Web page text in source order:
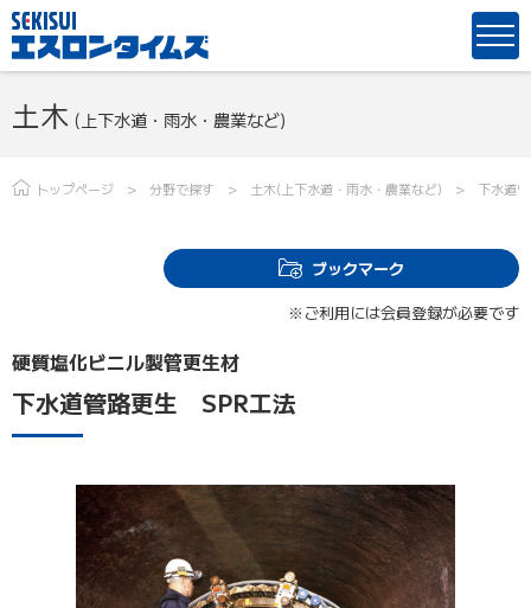
土木 (上下水道・雨水・農業など)
トップページ 分野で探す 土木(上下水道・雨水・農業など) 下水道
ブックマーク
※ご利用には会員登録が必要です
硬質塩化ビニル製管更生材
下水道管路更生 SPR工法